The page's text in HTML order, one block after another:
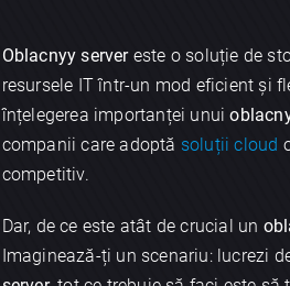
Oblacnyy servereste o soluție de
resursele IT într-un mod eficient și
înțelegerea importanței unui
companii care adoptă soluții cloud
competitiv.
Dar, de ce este atât de crucial un
Imaginează-ți un scenariu: lucrezi